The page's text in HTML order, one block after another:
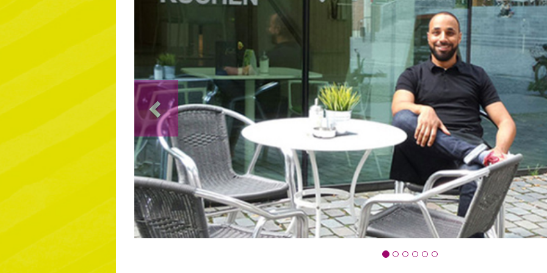
Previous